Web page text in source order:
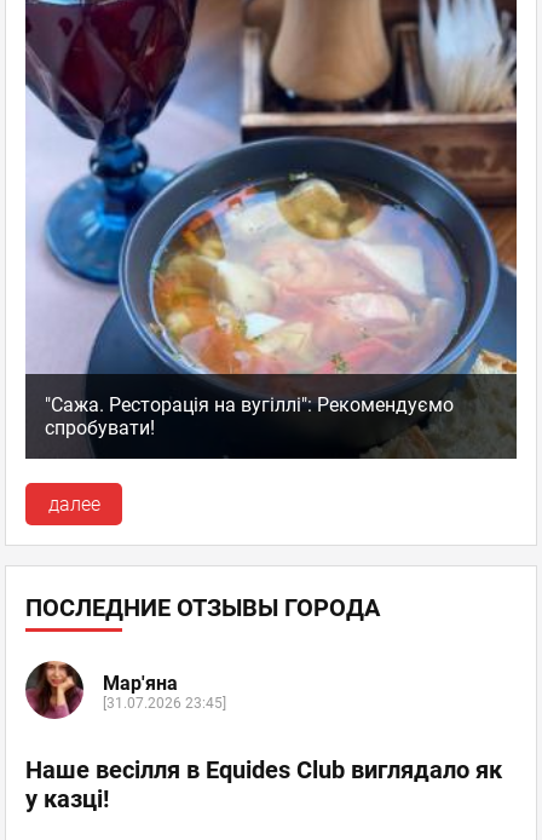
"Сажа. Ресторація на вугіллі": Рекомендуємо
спробувати!
далее
ПОСЛЕДНИЕ ОТЗЫВЫ ГОРОДА
Мар'яна
[31.07.2026 23:45]
Наше весілля в Equides Club виглядало як
у казці!